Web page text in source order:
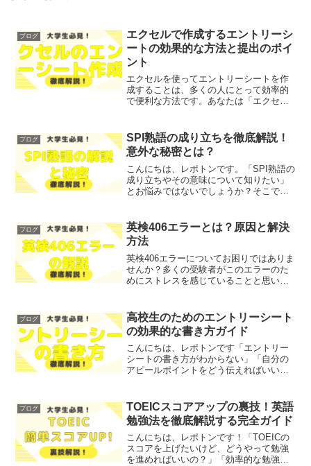
ブログ
エクセルで作成するエントリーシ
ートの効果的な方法と提出のポイ
ント
エクセルを使ってエントリーシートを作
成することは、多くの人にとって効率的
で便利な方法です。あなたは「エクセル
いか悩んでいる」といった悩みを抱えて
いるのではないでしょうか？...
ブログ
SPI熟語の成り立ちを徹底解説！
意外な秘密とは？
こんにちは、レポトンです。「SPI熟語の
成り立ちやその意味について知りたい」
とお悩みではないでしょうか？そこで今
記事は次のような人におすすめ！SPI試験
を受ける予定...
ブログ
英検406エラーとは？原因と解決
方法
英検406エラーについてお困りではありま
せんか？多くの受験者がこのエラーのた
めにストレスを感じていることと思いま
解説します！レポトンこの記事は次のよ
うな人におすすめ...
ブログ
高校生のためのエントリーシート
の効果的な書き方ガイド
こんにちは、レポトンです「エントリー
シートの書き方がわからない」「自分の
アピールポイントをどう伝えればいいか
トリーシートの効果的な書き方につい
て、わかりやすく解説します...
ブログ
TOEICスコアアップの裏技！英語
勉強法を徹底解説する完全ガイド
こんにちは、レポトンです！「TOEICの
スコアを上げたいけど、どうやって勉強
を進めればいいの？」「効率的な勉強法